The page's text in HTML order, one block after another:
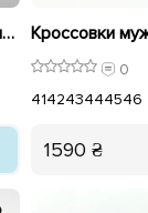
Кроссовки мужские 594879 Белые
0
414243444546
1590 ₴